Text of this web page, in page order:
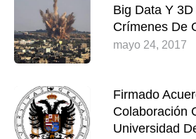
Big Data Y
Crímenes De
mayo 24, 2017
Firmado
Colaboración
Universidad